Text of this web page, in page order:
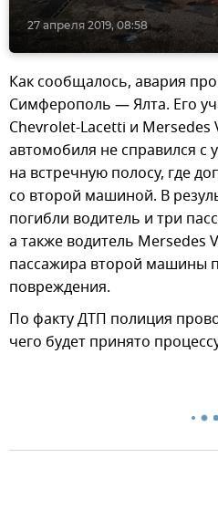
27 апреля 2019, 08:58
Как сообщалось, авария
Симферополь — Ялта. Его
Chevrolet-Lacetti и Mersedes
автомобиля не справился с
на встречную полосу, где
со второй машиной. В
погибли водитель и три
а также водитель Mersedes
пассажира второй машины
повреждения.
По факту ДТП полиция
чего будет принято